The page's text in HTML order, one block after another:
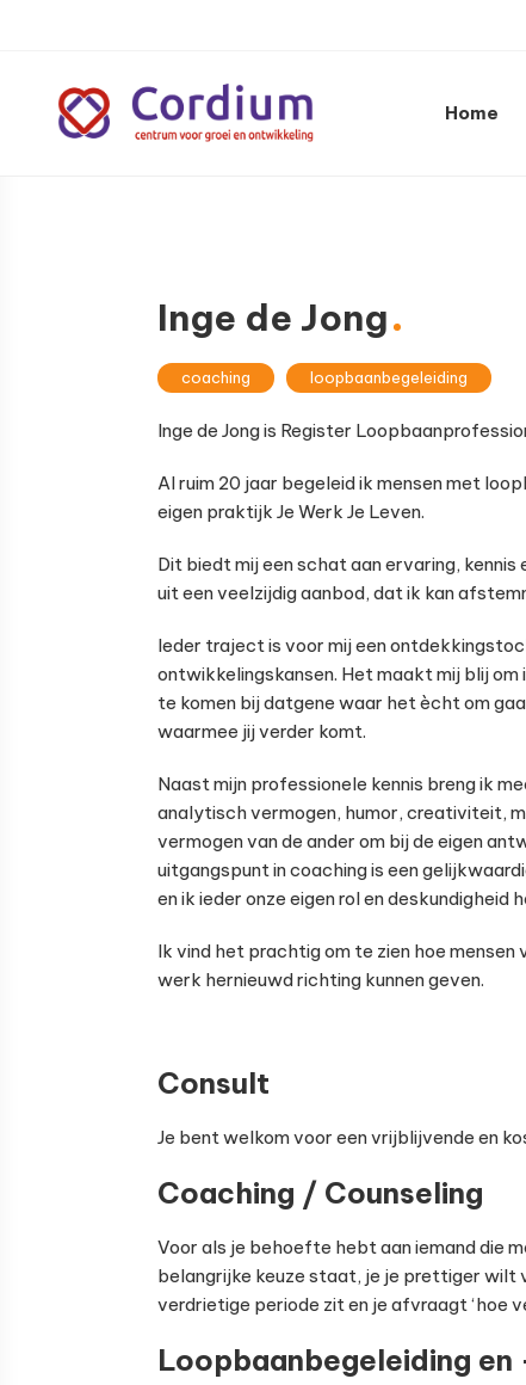
hoofdnavigatie
hoofd
inhoud
voettekst
Home
Inge de Jong
coaching loopbaanbegeleiding
Inge de Jong is Register
Al ruim 20 jaar begeleid ik mensen met
eigen praktijk Je Werk Je Leven.
Dit biedt mij een schat aan ervaring,
uit een veelzijdig aanbod, dat ik kan
Ieder traject is voor mij een
ontwikkelingskansen. Het maakt mij blij
te komen bij datgene waar het ècht om
waarmee jij verder komt.
Naast mijn professionele kennis breng ik
analytisch vermogen, humor, creativiteit,
vermogen van de ander om bij de eigen
uitgangspunt in coaching is een
en ik ieder onze eigen rol en deskundigheid
Ik vind het prachtig om te zien hoe mensen
werk hernieuwd richting kunnen geven.
Consult
Je bent welkom voor een vrijblijvende en
Coaching / Counseling
Voor als je behoefte hebt aan iemand die
belangrijke keuze staat, je je prettiger wilt
verdrietige periode zit en je afvraagt ‘hoe
Loopbaanbegeleiding